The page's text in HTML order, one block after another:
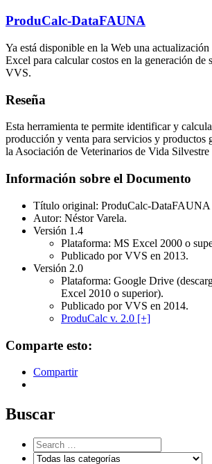
ProduCalc-DataFAUNA
Ya está disponible en la Web una
Excel para calcular costos en la generación de
VVS.
Reseña
Esta herramienta te permite identificar y
producción y venta para servicios y productos
la Asociación de Veterinarios de Vida
Información sobre el Documento
Título original: ProduCalc-DataFAUNA
Autor: Néstor Varela.
Versión 1.4
Plataforma: MS Excel 2000 o
Publicado por VVS en 2013.
Versión 2.0
Plataforma: Google Drive
Excel 2010 o superior).
Publicado por VVS en 2014.
ProduCalc v. 2.0 [+]
Comparte esto:
Compartir
Buscar